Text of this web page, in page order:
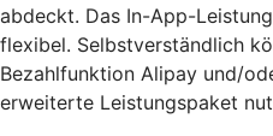
abdeckt. Das In-App-
flexibel. Selbstverständlich
Bezahlfunktion Alipay und/
erweiterte Leistungspaket